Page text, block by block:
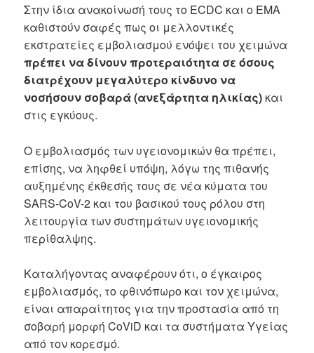
Στην ίδια ανακοίνωσή τους το ECDC και ο EMA
καθιστούν σαφές πως οι μελλοντικές
εκστρατείες εμβολιασμού ενόψει του χειμώνα
πρέπει να δίνουν προτεραιότητα σε όσους
διατρέχουν μεγαλύτερο κίνδυνο να
νοσήσουν σοβαρά (ανεξάρτητα ηλικίας) και
στις εγκύους.
Ο εμβολιασμός των υγειονομικών θα πρέπει,
επίσης, να ληφθεί υπόψη, λόγω της πιθανής
αυξημένης έκθεσής τους σε νέα κύματα του
SARS-CoV-2 και του βασικού τους ρόλου στη
λειτουργία των συστημάτων υγειονομικής
περίθαλψης.
Καταλήγοντας αναφέρουν ότι, ο έγκαιρος
εμβολιασμός, το φθινόπωρο και τον χειμώνα,
είναι απαραίτητος για την προστασία από τη
σοβαρή μορφή CoViD και τα συστήματα Υγείας
από τον κορεσμό.